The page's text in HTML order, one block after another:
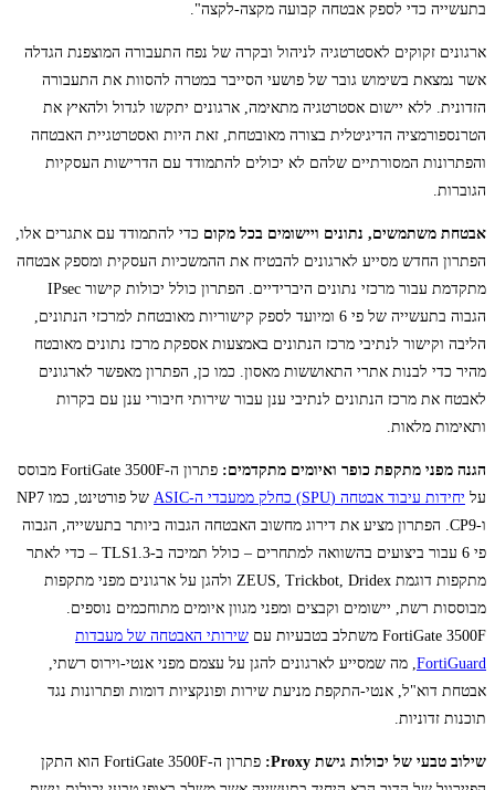
בתעשייה כדי לספק אבטחה קבועה מקצה-לקצה".
ארגונים זקוקים לאסטרטגיה לניהול ובקרה של נפח התעבורה המוצפנת הגדלה
אשר נמצאת בשימוש גובר של פושעי הסייבר במטרה להסוות את התעבורה
הזדונית. ללא יישום אסטרטגיה מתאימה, ארגונים יתקשו לגדול ולהאיץ את
הטרנספורמציה הדיגיטלית בצורה מאובטחת, זאת היות ואסטרטגיית האבטחה
והפתרונות המסורתיים שלהם לא יכולים להתמודד עם הדרישות העסקיות
הגוברות.
אבטחת משתמשים, נתונים ויישומים בכל מקום כדי להתמודד עם אתגרים אלו,
הפתרון החדש מסייע לארגונים להבטיח את ההמשכיות העסקית ומספק אבטחה
מתקדמת עבור מרכזי נתונים היברידיים. הפתרון כולל יכולות קישור IPsec
הגבוה בתעשייה של פי 6 ומיועד לספק קישוריות מאובטחת למרכזי הנתונים,
הליבה וקישור לנתיבי מרכז הנתונים באמצעות אספקת מרכז נתונים מאובטח
מהיר כדי לבנות אתרי התאוששות מאסון. כמו כן, הפתרון מאפשר לארגונים
לאבטח את מרכז הנתונים לנתיבי ענן עבור שירותי חיבורי ענן עם בקרות
ותאימות מלאות.
הגנה מפני מתקפת כופר ואיומים מתקדמים:
פתרון ה-FortiGate 3500F מבוסס
על יחידות עיבוד אבטחה (SPU) כחלק ממעבדי ה-ASIC
של פורטינט, כמו NP7
ו-CP9. הפתרון מציע את דירוג מחשוב האבטחה הגבוה ביותר בתעשייה, הגבוה
פי 6 עבור ביצועים בהשוואה למתחרים – כולל תמיכה ב-TLS1.3 – כדי לאתר
מתקפות דוגמת ZEUS, Trickbot, Dridex ולהגן על ארגונים מפני מתקפות
מבוססות רשת, יישומים וקבצים ומפני מגוון איומים מתוחכמים נוספים.
FortiGate 3500F משתלב בטבעיות עם
שירותי האבטחה של מעבדות
FortiGuard, מה שמסייע לארגונים להגן על עצמם מפני אנטי-וירוס רשתי,
אבטחת דוא"ל, אנטי-התקפת מניעת שירות ופונקציות דומות ופתרונות נגד
תוכנות זדוניות.
שילוב טבעי של יכולות גישת Proxy
:
פתרון ה-FortiGate 3500F הוא התקן